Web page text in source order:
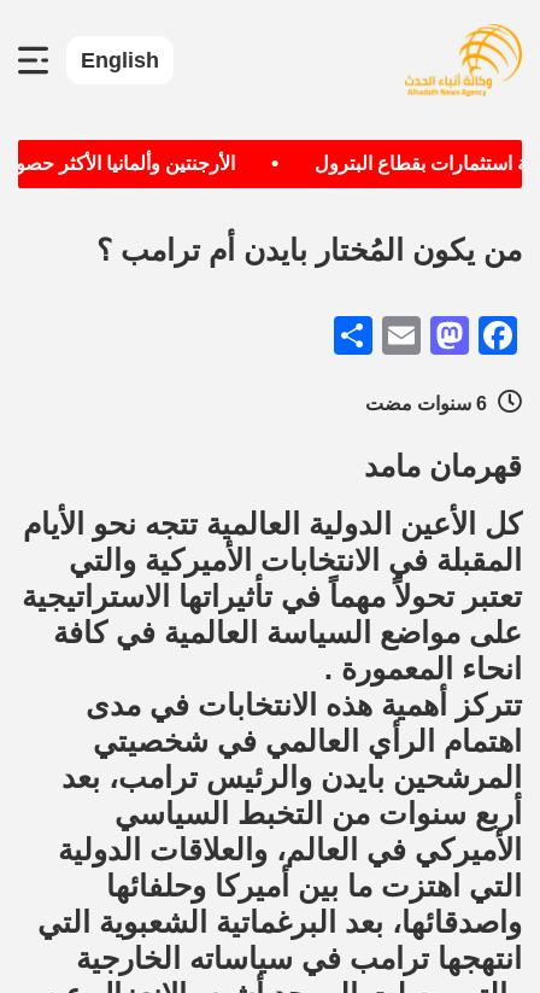
English
بقطاع البترول الأرجنتين وألمانيا الأكثر
من يكون المُختار بايدن أم ترامب ؟
Facebook
Mastodon
Email
قهرمان مامد
كل الأعين الدولية العالمية تتجه نحو الأيام
المقبلة في الانتخابات الأميركية والتي
تعتبر تحولاً مهماً في تأثيراتها الاستراتيجية
على مواضع السياسة العالمية في كافة
انحاء المعمورة .
تتركز أهمية هذه الانتخابات في مدى
اهتمام الرأي العالمي في شخصيتي
المرشحين بايدن والرئيس ترامب، بعد
أربع سنوات من التخبط السياسي
الأميركي في العالم، والعلاقات الدولية
التي اهتزت ما بين أميركا وحلفائها
واصدقائها، بعد البرغماتية الشعبوية التي
انتهجها ترامب في سياساته الخارجية